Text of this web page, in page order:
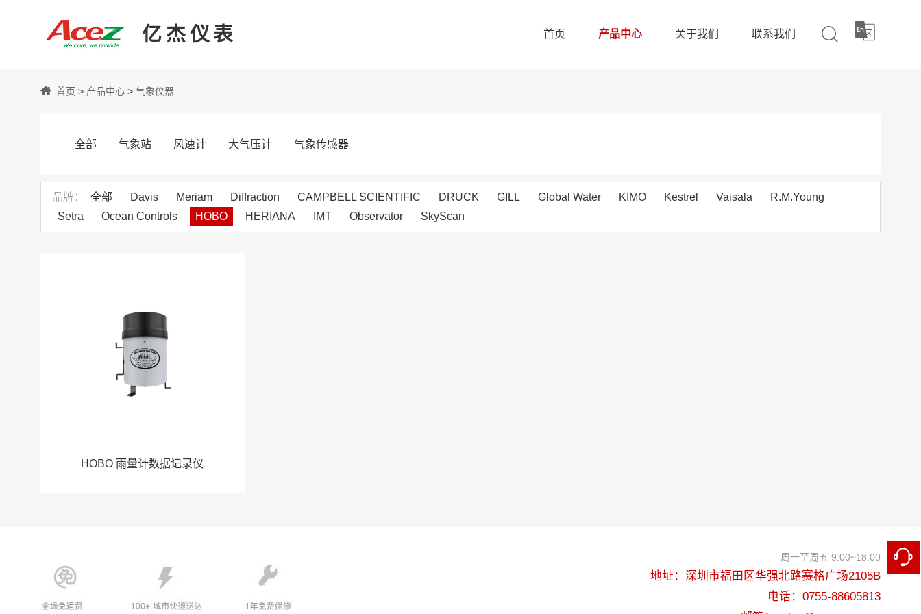
亿杰仪表
表
首页 产品中心 关于我们 联系我们
首页 > 产品中心 > 气象仪器
全部 气象站 风速计 大气压计 气象传感器
品牌 全部 Davis Meriam Diffraction CAMPBELL SCIENTIFIC DRUCK GILL Global Water KIMO Kestrel Vaisala
R.M.Young
Setra
Ocean Controls HOBO HERIANA IMT Observator SkyScan
HOBO 雨量计数据记录仪
周一至周五 9:00~18:00
地址：深圳市福田区华强北路赛格广场2105B
电话：0755-88605813